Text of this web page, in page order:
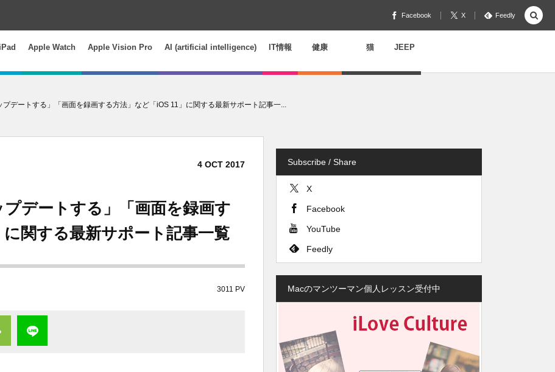
Facebook X Feedly
iPad Apple Watch Apple Vision Pro AI (artificial intelligence) IT情報 健康 猫 JEEP
デートする」「画面を録画する方法」など「iOS 11」に関する最新サポート記事一...
4 OCT 2017
デートする」「画面を録画す
関する最新サポート記事一覧
3011 PV
Subscribe / Share
X
Facebook
YouTube
Feedly
Macのマンツーマン個人レッスン受付中